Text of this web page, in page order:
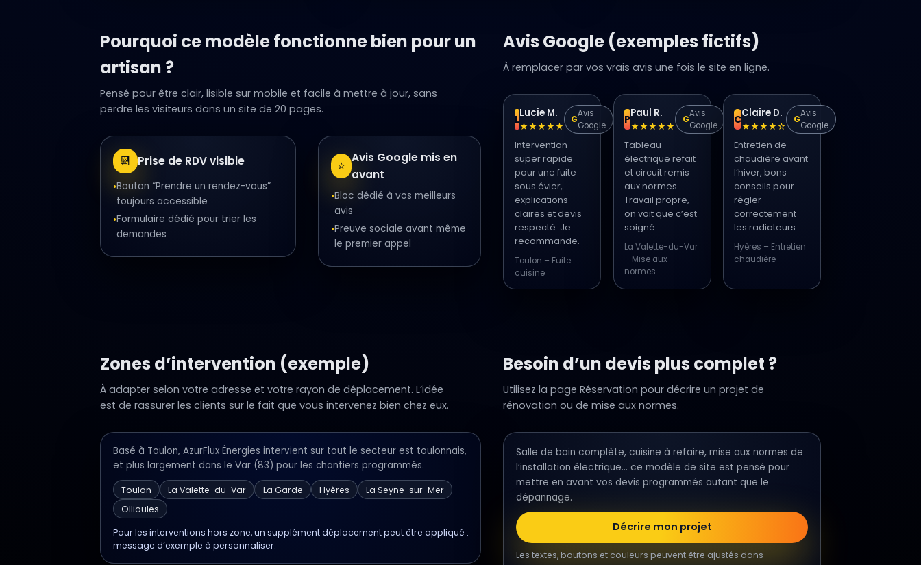
Pourquoi ce modèle fonctionne bien pour un
artisan ?
Pensé pour être clair, lisible sur mobile et facile à mettre à jour, sans
perdre les visiteurs dans un site de 20 pages.
📆 Prise de RDV visible
•Bouton “Prendre un rendez-vous”
toujours accessible
•Formulaire dédié pour trier les
demandes
⭐
Avis Google mis en
avant
•Bloc dédié à vos meilleurs
avis
•Preuve sociale avant même
le premier appel
Avis Google (exemples fictifs)
À remplacer par vos vrais avis une fois le site en ligne.
LLucie M.
★★★★★
G
Avis
Google
Intervention
super rapide
pour une fuite
sous évier,
explications
claires et devis
respecté. Je
recommande.
Toulon – Fuite
cuisine
PPaul R.
★★★★★
G
Avis
Google
Tableau
électrique refait
et circuit remis
aux normes.
Travail propre,
on voit que c’est
soigné.
La Valette-du-Var
– Mise aux
normes
CClaire D.
★★★★☆
G
Avis
Google
Entretien de
chaudière avant
l’hiver, bons
conseils pour
régler
correctement
les radiateurs.
Hyères – Entretien
chaudière
Zones d’intervention (exemple)
À adapter selon votre adresse et votre rayon de déplacement. L’idée
est de rassurer les clients sur le fait que vous intervenez bien chez eux.
Basé à Toulon, AzurFlux Énergies intervient sur tout le secteur est toulonnais,
et plus largement dans le Var (83) pour les chantiers programmés.
Toulon La Valette-du-Var La Garde Hyères
La Seyne-sur-Mer
Ollioules
Pour les interventions hors zone, un supplément déplacement peut être appliqué :
message d’exemple à personnaliser.
Besoin d’un devis plus complet ?
Utilisez la page Réservation pour décrire un projet de
rénovation ou de mise aux normes.
Salle de bain complète, cuisine à refaire, mise aux normes de
l’installation électrique… ce modèle de site est pensé pour
mettre en avant vos devis programmés autant que le
dépannage.
Décrire mon projet
Les textes, boutons et couleurs peuvent être ajustés dans